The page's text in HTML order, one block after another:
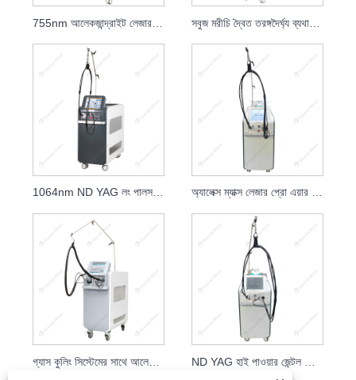
755nm আলেকজান্দ্রাইট লেজার হেয়ার রিমুভাল বিউটি ইকুইপমেন্ট
1064nm ND YAG লং পালসড লেজার হেয়ার রিমুভাল
গ্যাস কুলিং সিস্টেমের সাথে আলেকজান্ড্রাইট লেজার ভাস্কুলার অপসারণ